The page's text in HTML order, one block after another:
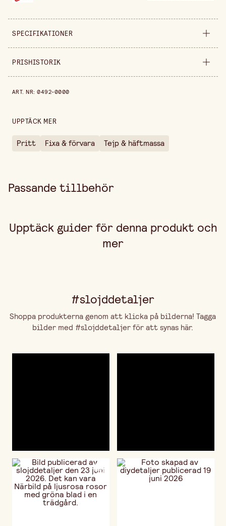
SPECIFIKATIONER
Säljs i förpackning
Förpackningsmängd
PRISHISTORIK
ART. NR:0492-0000
UPPTÄCK MER
Pritt Fixa & förvara Tejp & häftmassa
Passande tillbehör
Upptäck guider för denna produkt och
mer
#slojddetaljer
Shoppa produkterna genom att klicka på bilderna! Tagga
bilder med #slojddetaljer för att synas här.